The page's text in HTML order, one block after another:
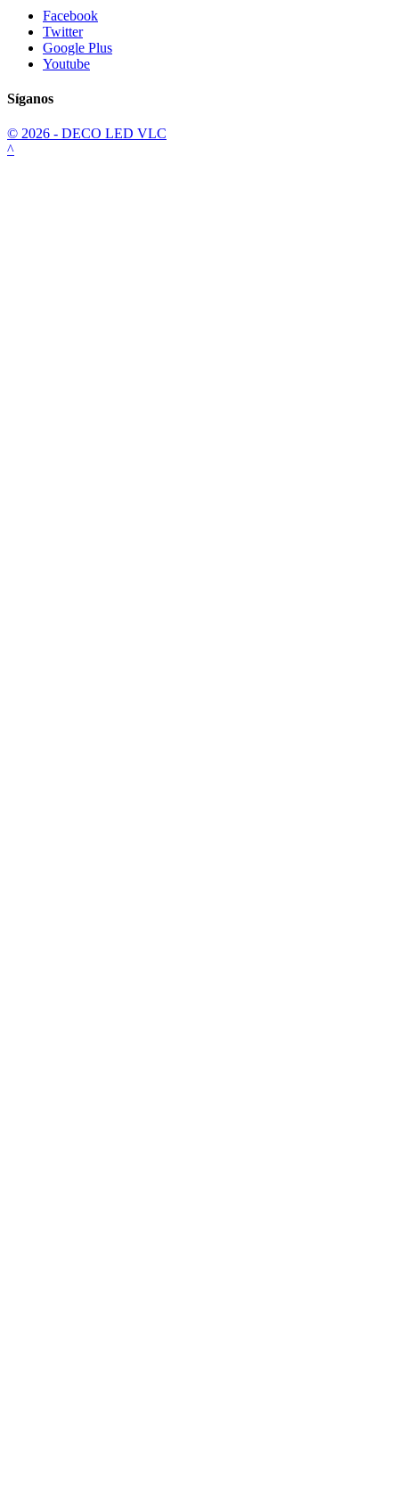
Facebook
Twitter
Google Plus
Youtube
Síganos
© 2026 - DECO LED VLC
^